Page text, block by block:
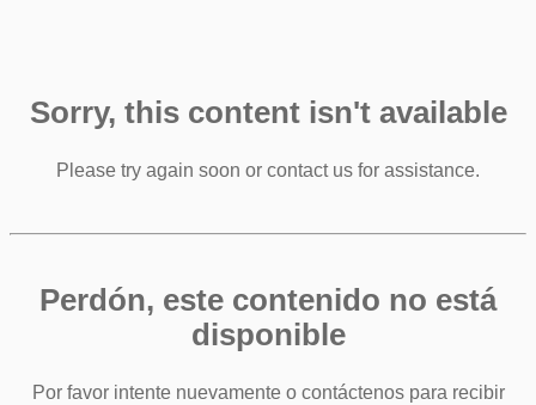
Sorry, this content isn't available
Please try again soon or contact us for assistance.
Perdón, este contenido no está
disponible
Por favor intente nuevamente o contáctenos para recibir